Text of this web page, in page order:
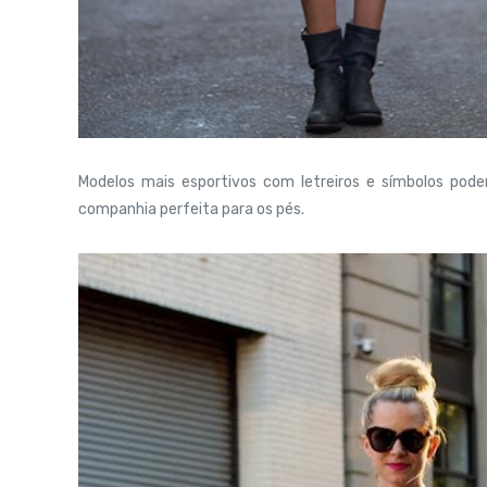
Modelos mais esportivos com letreiros e símbolos
companhia perfeita para os pés.